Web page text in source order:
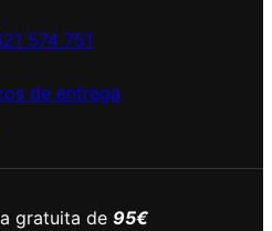
574 751
de entrega
gratuita de 95€